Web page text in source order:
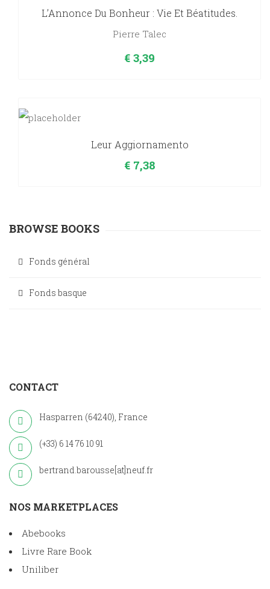
L’Annonce Du Bonheur : Vie Et Béatitudes.
Pierre Talec
€ 3,39
Leur Aggiornamento
€7,38
BROWSE BOOKS
Fonds général
Fonds basque
CONTACT
Hasparren (64240), France
(+33) 6 14 76 10 91
bertrand.barousse[at]neuf.fr
NOS MARKETPLACES
Abebooks
Livre Rare Book
Uniliber